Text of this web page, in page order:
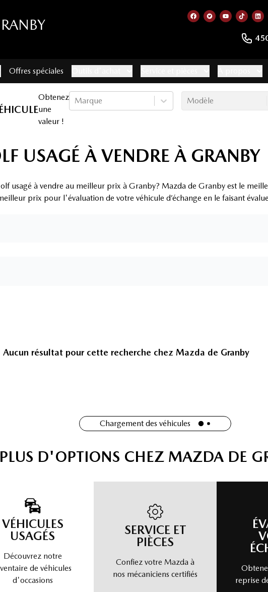
Lien vers notre page
Lien vers notre
Lien vers
Lien
Offres spéciales
Obtenez
une
valeur !
Marque Modèle
USAGÉ À VENDRE À GRANBY
usagé à vendre au meilleur prix à Granby? Mazda de Granby est le
prix pour l'évaluation de votre véhicule d’échange en le faisant
Aucun résultat pour cette recherche chez Mazda de Granby
Chargement des véhicules
PLUS D'OPTIONS CHEZ MAZDA DE
VÉHICULES
USAGÉS
Découvrez notre
de véhicules
d'occasions
SERVICE ET
PIÈCES
Confiez votre Mazda à
nos mécaniciens certifiés
reprise